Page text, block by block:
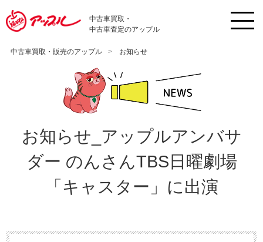
中古車買取・
中古車査定のアップル
中古車買取・販売のアップル お知らせ
お知らせ_アップルアンバサ
ダー のんさんTBS日曜劇場
「キャスター」に出演